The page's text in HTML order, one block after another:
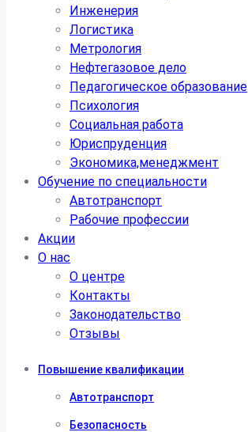
Инженерия
Логистика
Метрология
Нефтегазовое дело
Педагогическое образование
Психология
Социальная работа
Юриспруденция
Экономика,менеджмент
Обучение по специальности
Автотранспорт
Рабочие профессии
Акции
О нас
О центре
Контакты
Законодательство
Отзывы
Повышение квалификации
Автотранспорт
Безопасность